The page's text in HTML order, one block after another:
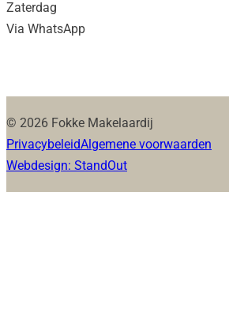
Zaterdag
Via WhatsApp
© 2026 Fokke Makelaardij
PrivacybeleidAlgemene voorwaarden
Webdesign: StandOut